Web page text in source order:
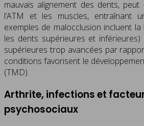
mauvais alignement des dents, peut
l’ATM et les muscles, entraînant
exemples de malocclusion incluent
les dents supérieures et
supérieures trop avancées par
conditions favorisent le
(TMD).
Arthrite, infections et
psychosociaux